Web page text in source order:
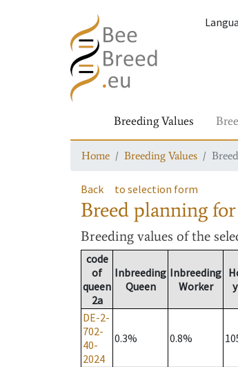
Breeding Values
Home Breeding Values
Back to selection form
Breed planning
Breeding values of the
code
of
queen
2a
Inbreeding
Queen
Inbreeding
Worker
DE-2-
702-
40-
2024
0.3% 0.8%